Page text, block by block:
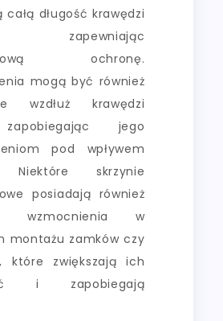
całą długość krawędzi
zapewniając
ochronę.
mogą być również
wzdłuż krawędzi
jego
pod wpływem
Niektóre skrzynie
posiadają również
wzmocnienia w
montażu zamków czy
które zwiększają ich
i zapobiegają